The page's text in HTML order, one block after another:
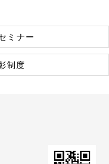
ミナー
制度